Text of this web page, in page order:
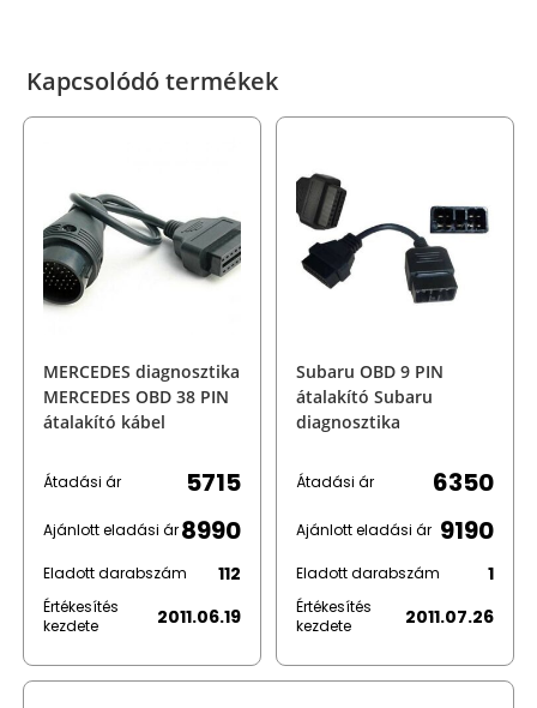
Kapcsolódó termékek
MERCEDES diagnosztika
MERCEDES OBD 38 PIN
átalakító kábel
Átadási ár 5715
Ajánlott eladási ár8990
Eladott darabszám 112
Értékesítés
kezdete
2011.06.19
Subaru OBD 9 PIN
átalakító Subaru
diagnosztika
Átadási ár 6350
Ajánlott eladási ár 9190
Eladott darabszám 1
Értékesítés
kezdete
2011.07.26